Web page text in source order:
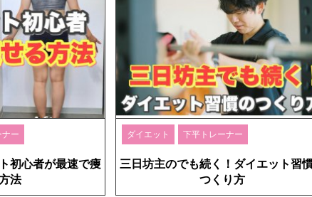
ー
初心者が最速で痩
法
ダイエット 下平トレーナー
三日坊主のでも続く！ダイエット習
つくり方